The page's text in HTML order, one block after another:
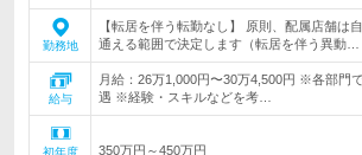
勤務地
【転居を伴う転勤なし】 原則、配属店舗は
通える範囲で決定します（転居を伴う異動…
給与
月給：26万1,000円〜30万4,500円 ※各部門
遇 ※経験・スキルなどを考…
初年度
350万円～450万円